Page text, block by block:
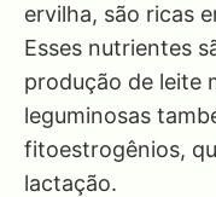
ervilha, são ricas
Esses nutrientes
produção de leite
leguminosas
fitoestrogênios,
lactação.